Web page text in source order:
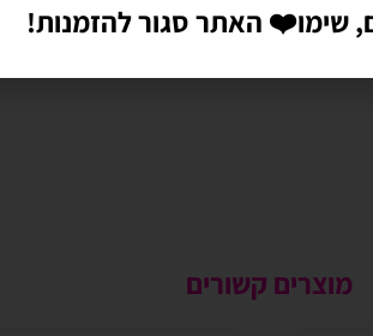
מוצרים קשורים
שימו❤️ האתר סגור להזמנות!